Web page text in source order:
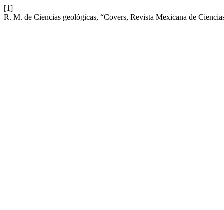
[1]
R. M. de Ciencias geológicas, “Covers, Revista Mexicana de